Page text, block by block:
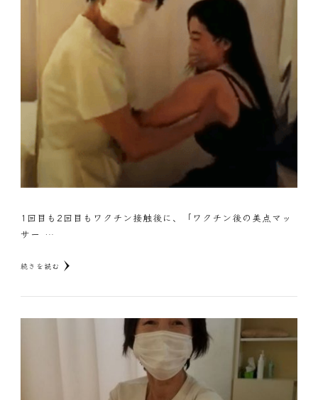
1回目も2回目もワクチン接触後に、「ワクチン後の美点マッ
サー …
続きを読む